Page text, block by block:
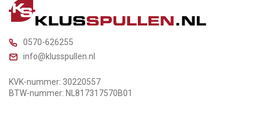
0570-626255
info@klusspullen.nl
KVK-nummer: 30220557
BTW-nummer: NL817317570B01